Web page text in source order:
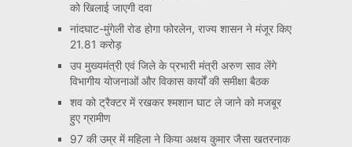
को खिलाई जाएगी दवा
नांदघाट-मुंगेली रोड होगा फोरलेन, राज्य शासन ने मंजूर किए
21.81 करोड़
उप मुख्यमंत्री एवं जिले के प्रभारी मंत्री अरुण साव लेंगे
विभागीय योजनाओं और विकास कार्यों की समीक्षा बैठक
शव को ट्रैक्टर में रखकर श्मशान घाट ले जाने को मजबूर
हुए ग्रामीण
97 की उम्र में महिला ने किया अक्षय कुमार जैसा खतरनाक